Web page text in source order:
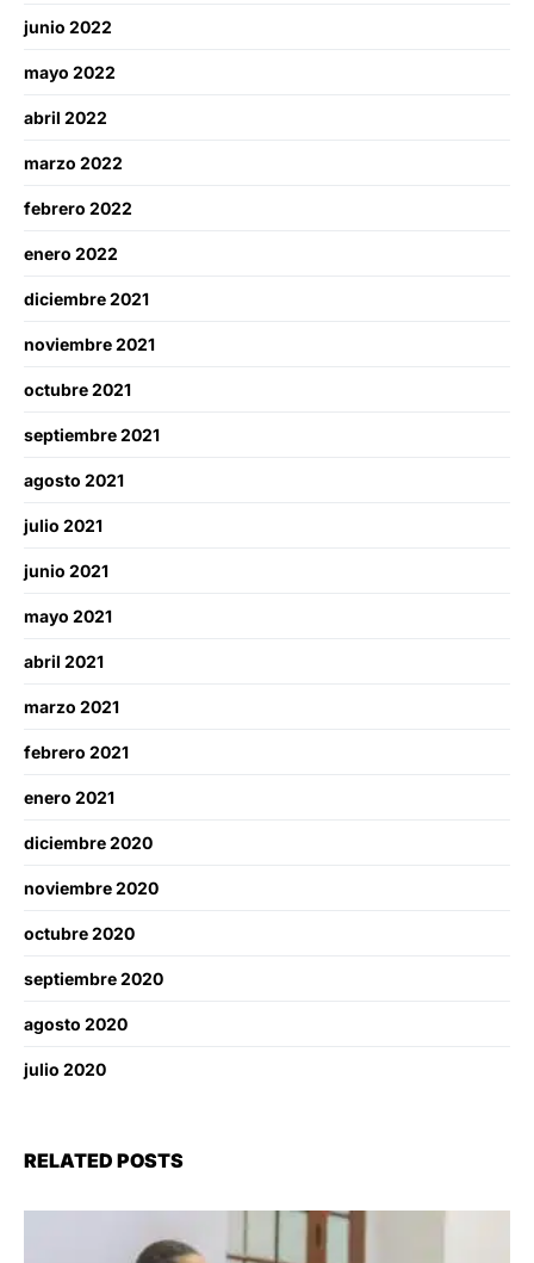
junio 2022
mayo 2022
abril 2022
marzo 2022
febrero 2022
enero 2022
diciembre 2021
noviembre 2021
octubre 2021
septiembre 2021
agosto 2021
julio 2021
junio 2021
mayo 2021
abril 2021
marzo 2021
febrero 2021
enero 2021
diciembre 2020
noviembre 2020
octubre 2020
septiembre 2020
agosto 2020
julio 2020
RELATED POSTS